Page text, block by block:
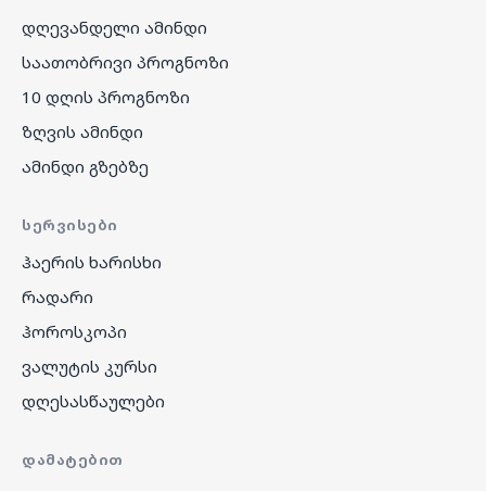
დღევანდელი ამინდი
საათობრივი პროგნოზი
10 დღის პროგნოზი
ზღვის ამინდი
ამინდი გზებზე
ᲡᲔᲠᲕᲘᲡᲔᲑᲘ
ჰაერის ხარისხი
რადარი
ჰოროსკოპი
ვალუტის კურსი
დღესასწაულები
ᲓᲐᲛᲐᲢᲔᲑᲘᲗ